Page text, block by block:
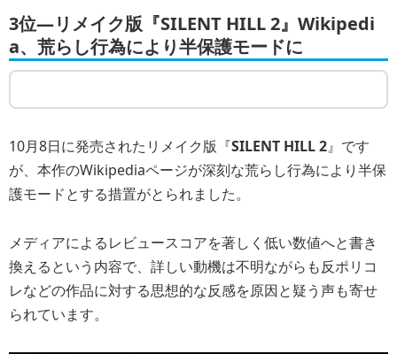
3位―リメイク版『SILENT HILL 2』Wikipedi
a、荒らし行為により半保護モードに
10月8日に発売されたリメイク版『SILENT HILL 2』です
が、本作のWikipediaページが深刻な荒らし行為により半保
護モードとする措置がとられました。
メディアによるレビュースコアを著しく低い数値へと書き
換えるという内容で、詳しい動機は不明ながらも反ポリコ
レなどの作品に対する思想的な反感を原因と疑う声も寄せ
られています。